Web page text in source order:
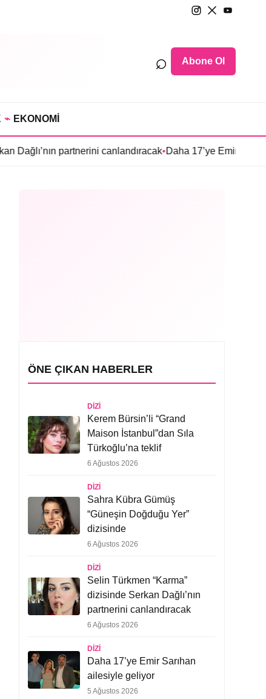
⌕ Abone Ol
⌁ EKONOMİ
partnerini canlandıracak•Daha 17’ye Emir Sarıhan ailesiyle
ÖNE ÇIKAN HABERLER
DIZI
Kerem Bürsin’li “Grand
Maison İstanbul”dan Sıla
Türkoğlu’na teklif
6 Ağustos 2026
DIZI
Sahra Kübra Gümüş
“Güneşin Doğduğu Yer”
dizisinde
6 Ağustos 2026
DIZI
Selin Türkmen “Karma”
dizisinde Serkan Dağlı’nın
partnerini canlandıracak
6 Ağustos 2026
DIZI
Daha 17’ye Emir Sarıhan
ailesiyle geliyor
5 Ağustos 2026